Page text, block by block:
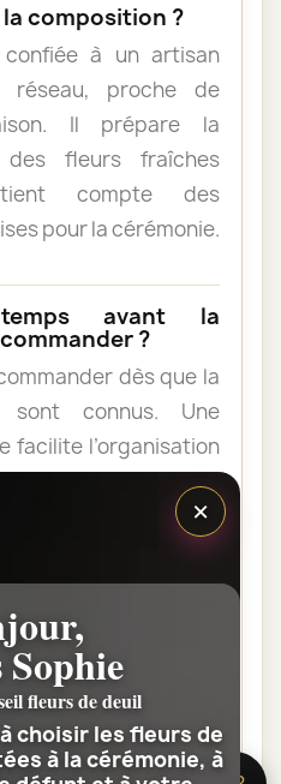
composition ?
à un artisan
proche de
Il prépare la
des fleurs fraîches
compte des
pour la cérémonie.
avant la
?
dès que la
connus. Une
facilite l’organisation
de vérifier les
elles être livrées
?
de condoléances
avant ou après
simplement que
les fleurs.
×
fleurs de deuil
choisir les fleurs de
à la cérémonie, à